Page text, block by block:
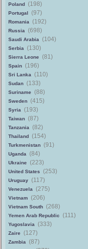
Poland (198)
Portugal (97)
Romania (192)
Russia (698)
Saudi Arabia (104)
Serbia (130)
Sierra Leone (81)
Spain (196)
Sri Lanka (110)
Sudan (133)
Suriname (88)
Sweden (415)
Syria (193)
Taiwan (87)
Tanzania (82)
Thailand (154)
Turkmenistan (91)
Uganda (84)
Ukraine (223)
United States (253)
Uruguay (117)
Venezuela (275)
Vietnam (206)
Vietnam South (268)
Yemen Arab Republic (111)
Yugoslavia (333)
Zaire (127)
Zambia (87)